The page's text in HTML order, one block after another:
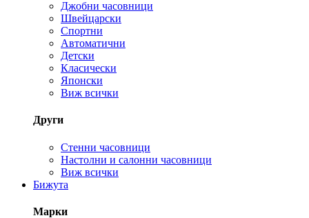
Джобни часовници
Швейцарски
Спортни
Автоматични
Детски
Класически
Японски
Виж всички
Други
Стенни часовници
Настолни и салонни часовници
Виж всички
Бижута
Марки